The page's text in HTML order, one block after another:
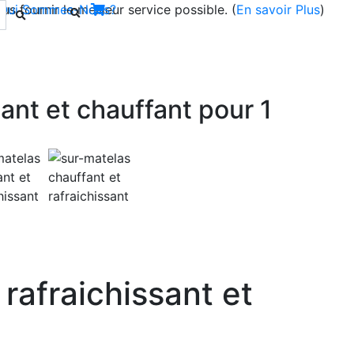
fournir le meilleur service possible. (En savoir Plus)
Qui Sommes-Nous?
et chauffant pour 1
rafraichissant et